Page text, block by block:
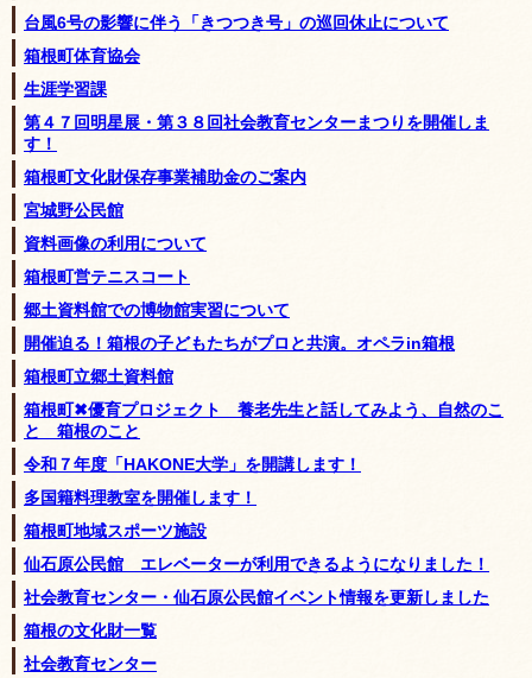
台風6号の影響に伴う「きつつき号」の巡回休止について
箱根町体育協会
生涯学習課
第４７回明星展・第３８回社会教育センターまつりを開催しま
す！
箱根町文化財保存事業補助金のご案内
宮城野公民館
資料画像の利用について
箱根町営テニスコート
郷土資料館での博物館実習について
開催迫る！箱根の子どもたちがプロと共演。オペラin箱根
箱根町立郷土資料館
箱根町✖優育プロジェクト 養老先生と話してみよう、自然のこ
と 箱根のこと
令和７年度「HAKONE大学」を開講します！
多国籍料理教室を開催します！
箱根町地域スポーツ施設
仙石原公民館 エレベーターが利用できるようになりました！
社会教育センター・仙石原公民館イベント情報を更新しました
箱根の文化財一覧
社会教育センター